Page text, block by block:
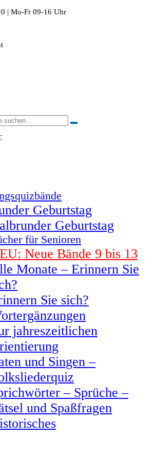
| Mo-Fr 09-16 Uhr
Geburtstag
Geburtstag
für Senioren
Neue Bände 9 bis 13
Monate – Erinnern Sie
Sie sich?
jahreszeitlichen
und Singen –
– Sprüche –
und Spaßfragen